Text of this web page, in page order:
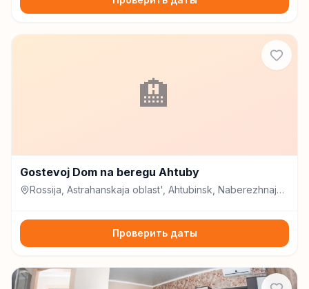
🏨
Gostevoj Dom na beregu Ahtuby
Rossija, Astrahanskaja oblast', Ahtubinsk, Naberezhnaja
Проверить даты